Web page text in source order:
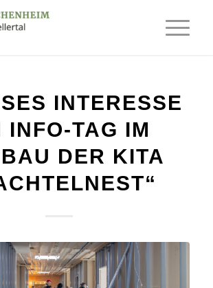
INTERESSE A
TAG IM N
DER KITA „